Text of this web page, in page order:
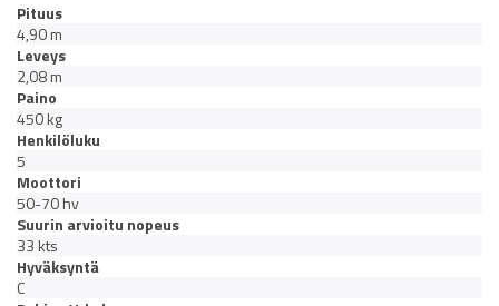
Pituus
4,90 m
Leveys
2,08 m
Paino
450 kg
Henkilöluku
5
Moottori
50-70 hv
Suurin arvioitu nopeus
33 kts
Hyväksyntä
C